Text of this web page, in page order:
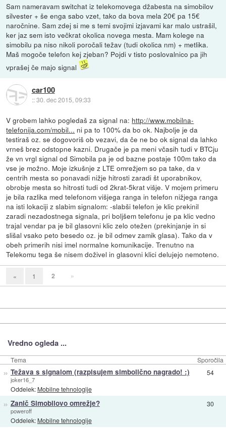
Sam nameravam switchat iz telekomovega džabesta na simobilov
silvester + še enga sabo vzet, tako da bova mela 20€ pa 15€
naročnine. Sam zdej si me s temi svojimi izjavami kar malo ustrašil,
ker jaz sem isto večkrat okolica novega mesta. Mam kolege na
simobilu pa niso nikoli poročali težav (tudi okolica nm) + metlika.
Maš mogoče telefon kej zjeban? Pojdi v tisto poslovalnico pa jih
vprašej če majo signal
car100
::30. dec 2015, 09:33
V grobem lahko pogledaš za signal na: http://www.mobilna-
telefonija.com/mobil... ni pa to 100% da bo ok. Najbolje je da
testiraš oz. se dogovoriš ob vezavi, da če ne bo ok signal da lahko
vrneš brez odstopne kazni. Drugače je pa meni včasih tudi v BTCju
že vn vrgl signal od Simobila pa je od bazne postaje 100m tako da
vse je možno. Moje izkušnje z LTE omrežjem so pa take, da v
centrih mesta so ponavadi nižje hitrosti zaradi št uporabnikov,
obrobje mesta so hitrosti tudi od 2krat-5krat višje. V mojem primeru
je bila razlika med telefonom višjega ranga in telefon nižjega ranga
na isti lokaciji z slabim signalom: -slabši telefon je klic prekinil
zaradi nezadostnega signala, pri boljšem telefonu je pa klic vedno
trajal vendar pa je bil glasovni klic zelo otežen (prekinjanje in si
slišal vsako peto besedo oz. je bil odmev zamik glasa). Tako da v
obeh primerih nisi imel normalne komunikacije. Trenutno na
Telekomu tega še nisem doživel in glasovni klici delujejo nemoteno.
« 1 2 »
Vredno ogleda ...
Tema Sporočila
» Težava s signalom (razpisujem simbolično nagrado! :)
joker16_7
Oddelek: Mobilne tehnologije
54
» Zanič Simobilovo omrežje?
poweroff
Oddelek: Mobilne tehnologije
30